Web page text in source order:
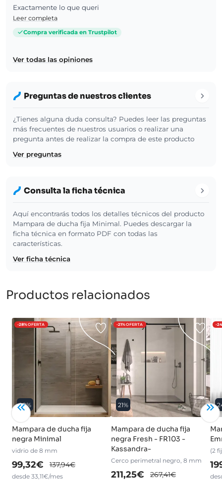
Exactamente lo que queri
Leer completa
Compra verificada en Trustpilot
Ver todas las opiniones
Preguntas de nuestros clientes
¿Tienes alguna duda consulta? Puedes leer las preguntas
más frecuentes de nuestros usuarios o realizar una
pregunta antes de realizar la compra de este producto
Ver preguntas
Consulta la ficha técnica
Aquí encontrarás todos los detalles técnicos del producto
Mampara de ducha fija Minimal. Puedes descargar la
ficha técnica en formato PDF con todas las
características.
Ver ficha técnica
Productos relacionados
-28%OFERTA
28%
Mampara de ducha fija
negra Minimal
vidrio de 8 mm
99,32€ 137,94€
desde 33,11€/mes
-21%OFERTA
21%
Mampara de ducha fija
negra Fresh - FR103 -
Kassandra-
Cerco perimetral negro, 8 mm
211,25€ 267,41€
-
(2